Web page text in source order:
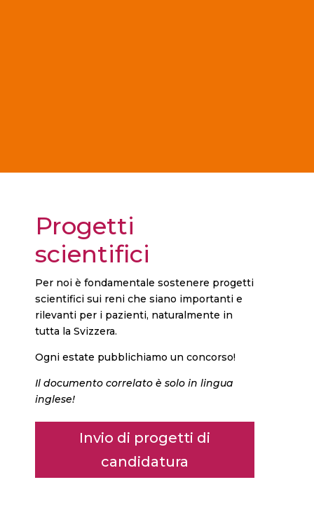
Progetti
scientifici
Per noi è fondamentale sostenere progetti
scientifici sui reni che siano importanti e
rilevanti per i pazienti, naturalmente in
tutta la Svizzera.
Ogni estate pubblichiamo un concorso!
Il documento correlato è solo in lingua
inglese!
Invio di progetti di
candidatura